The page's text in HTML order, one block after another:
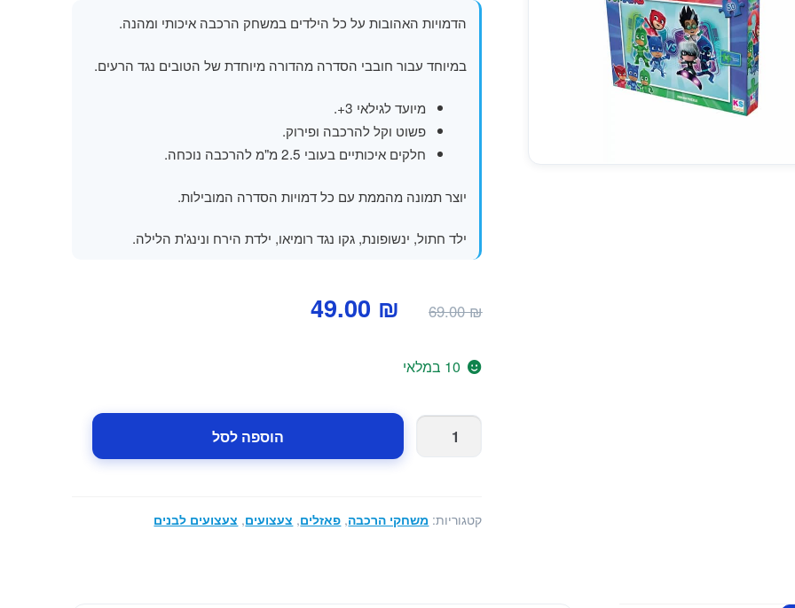
הדמויות האהובות על כל הילדים במשחק הרכבה איכותי ומהנה.
במיוחד עבור חובבי הסדרה מהדורה מיוחדת של הטובים נגד הרעים.
מיועד לגילאי 3+.
פשוט וקל להרכבה ופירוק.
חלקים איכותיים בעובי 2.5 מ"מ להרכבה נוכחה.
יוצר תמונה מהממת עם כל דמויות הסדרה המובילות.
ילד חתול, ינשופונת, גקו נגד רומיאו, ילדת הירח ונינג'ת הלילה.
69.00₪
המחיר49.00 ₪
המחיר
10 במלאי
כמות
פיג'יי
הוספה לסל
קטגוריות: משחקי הרכבה, פאזלים, צעצועים, צעצועים לבנים